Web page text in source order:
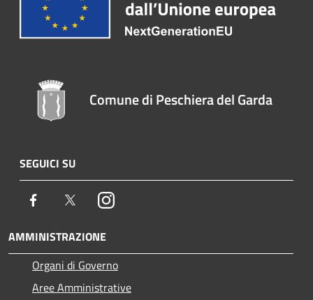
Comune di Peschiera del Garda
SEGUICI SU
Facebook TwitterInstagram
AMMINISTRAZIONE
Organi di Governo
Aree Amministrative